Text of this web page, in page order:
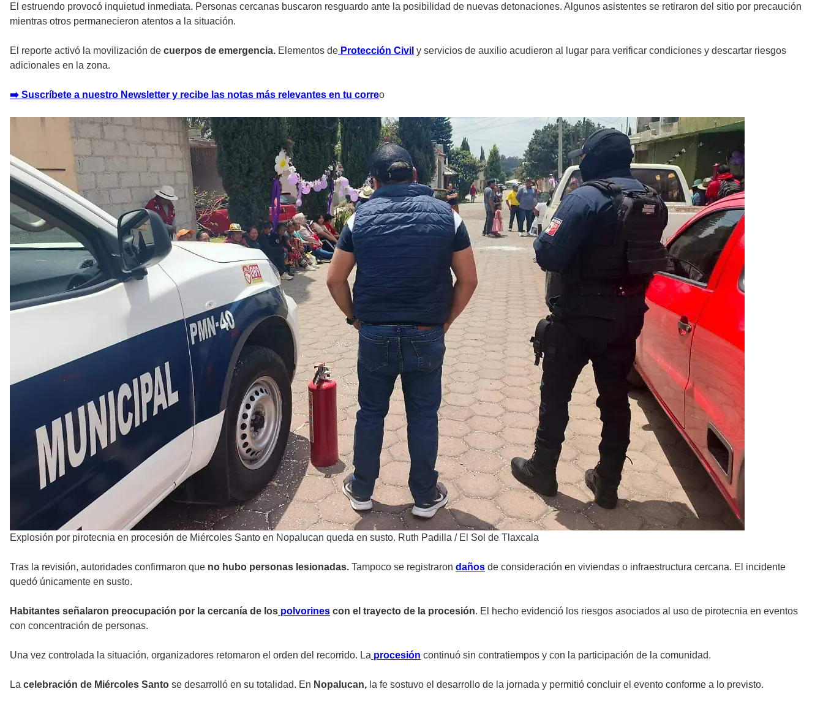
El estruendo provocó inquietud inmediata. Personas cercanas buscaron resguardo ante la posibilidad de nuevas detonaciones. Algunos asistentes se retiraron del sitio por precaución
mientras otros permanecieron atentos a la situación.
El reporte activó la movilización de cuerpos de emergencia. Elementos de Protección Civil y servicios de auxilio acudieron al lugar para verificar condiciones y descartar riesgos
adicionales en la zona.
➡️ Suscríbete a nuestro Newsletter y recibe las notas más relevantes en tu correo
Explosión por pirotecnia en procesión de Miércoles Santo en Nopalucan queda en susto. Ruth Padilla / El Sol de Tlaxcala
Tras la revisión, autoridades confirmaron que no hubo personas lesionadas. Tampoco se registraron daños de consideración en viviendas o infraestructura cercana. El incidente
quedó únicamente en susto.
Habitantes señalaron preocupación por la cercanía de los polvorines con el trayecto de la procesión. El hecho evidenció los riesgos asociados al uso de pirotecnia en eventos
con concentración de personas.
Una vez controlada la situación, organizadores retomaron el orden del recorrido. La procesión continuó sin contratiempos y con la participación de la comunidad.
La celebración de Miércoles Santo se desarrolló en su totalidad. En Nopalucan, la fe sostuvo el desarrollo de la jornada y permitió concluir el evento conforme a lo previsto.